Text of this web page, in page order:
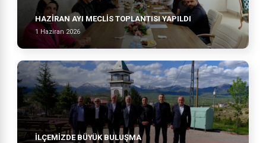
HAZİRAN AYI MECLİS TOPLANTISI YAPILDI
1 Haziran 2026
İLÇEMİZDE BÜYÜK BULUŞMA